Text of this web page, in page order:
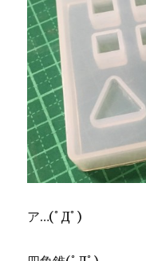
ア…(ﾟДﾟ)